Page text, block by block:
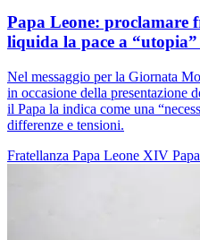
Papa Leone: proclamare
liquida la pace a “utopia”
Nel messaggio per la Giornata
in occasione della presentazione
il Papa la indica come una
differenze e tensioni.
Fratellanza Papa Leone XIV